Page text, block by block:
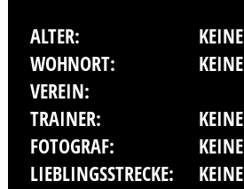
ALTER:
WOHNORT:
VEREIN:
TRAINER:
FOTOGRAF:
LIEBLINGSSTRECKE: